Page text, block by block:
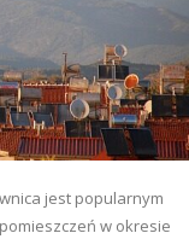
jest popularnym
w okresie